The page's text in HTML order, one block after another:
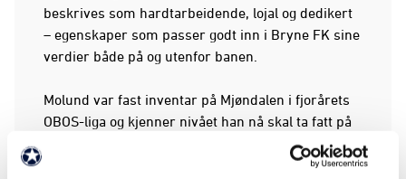
beskrives som hardtarbeidende, lojal og dedikert
– egenskaper som passer godt inn i Bryne FK sine
verdier både på og utenfor banen.
Molund var fast inventar på Mjøndalen i fjorårets
OBOS-liga og kjenner nivået han nå skal ta fatt på